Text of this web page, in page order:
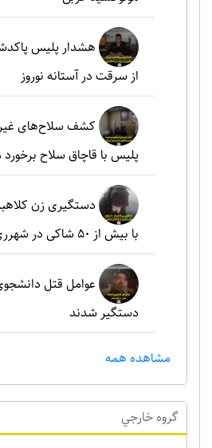
هشدار پلیس
از سرقت در آستانه نوروز
کشف سلاح‌های
پلیس با قاچاق سلاح
با بیش از ۵۰ شاکی در شهرری
عوامل قتل
دستگیر شدند
مشاهده همه
گروه خارجي